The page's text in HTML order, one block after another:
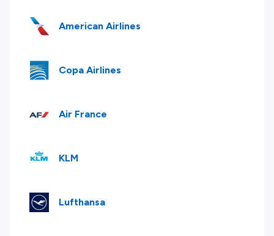
American Airlines
Copa Airlines
Air France
KLM
Lufthansa